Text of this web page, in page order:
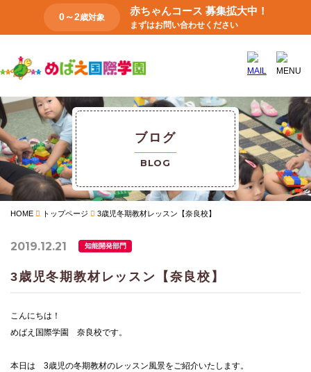
0～2歳対象
赤ちゃんコース 募集拡大中！
まずはお問い合わせください
ブログ
BLOG
HOME トップページ 3歳児冬期教材レッスン【奈良校】
2019.12.21 知能開発部門
3歳児冬期教材レッスン【奈良校】
こんにちは！
めばえ国際学園 奈良校です。
本日は 3歳児の冬期教材のレッスン風景をご紹介いたします。